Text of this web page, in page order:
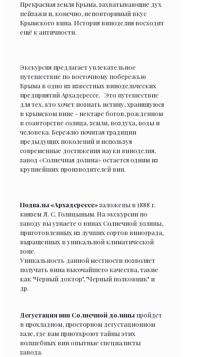
Прекрасная земля Крыма, захватывающие дух
пейзажи и, конечно, неповторимый вкус
Крымского вина. История виноделия восходит
ещё к античности.
Экскурсия предлагает увлекательное
путешествие по восточному побережью
Крыма в одно из известных винодельческих
предприятий Архадерессе. Это путешествие
для тех, кто хочет познать истину, хранящуюся
в крымском вине - нектаре богов, рожденном
в соавторстве солнца, земли, воздуха, воды и
человека. Бережно почитая традиции
предыдущих поколений и используя
современные достижения науки виноделия,
завод «Солнечная долина» остается одним из
крупнейших производителей вин.
Подвалы «Архадерессе»заложены в 1888 г.
князем Л. С. Голицыным. На экскурсии по
заводу вы узнаете о винах Солнечной долины,
приготовленных из лучших сортов винограда,
выращенных в уникальной климатической
зоне.
Уникальность данной местности позволяет
получать вина высочайшего качества, такие
как "Черный доктор", "Черный полковник" и
др.
Дегустация вин Солнечной долины пройдет
в прохладном, просторном дегустационном
зале, где вам приоткроют тайны этих
волшебных вин опытные специалисты
завода.